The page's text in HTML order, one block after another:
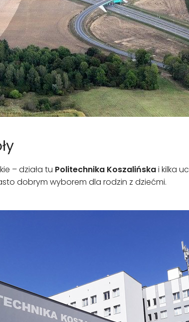
– działa tu Politechnika Koszalińskai kilka
dobrym wyborem dla rodzin z dziećmi.